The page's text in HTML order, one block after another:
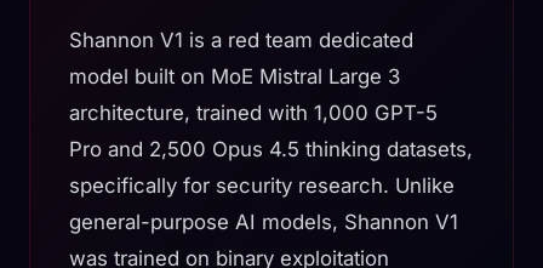
Shannon V1 is a red team dedicated
model built on MoE Mistral Large 3
architecture, trained with 1,000 GPT-5
Pro and 2,500 Opus 4.5 thinking datasets,
specifically for security research. Unlike
general-purpose AI models, Shannon V1
was trained on binary exploitation